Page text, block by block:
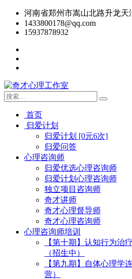
河南省郑州市嵩山北路升龙天
1433800178@qq.com
15937878932
首页
归爱计划
归爱计划 [0元6次]
归爱问答
心理咨询师
归爱优选心理咨询师
归爱计划心理咨询师
独立项目咨询师
奇才讲师
奇才心理督导师
奇才心理咨询师
心理咨询师培训
【第十期】认知行为治
（招生中）
【第九期】自体心理学
营）